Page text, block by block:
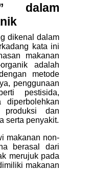
dalam
dikenal dalam
kata ini
makanan
adalah
metode
penggunaan
pestisida,
produksi dan
serta penyakit.
makanan non-
berasal dari
merujuk pada
makanan